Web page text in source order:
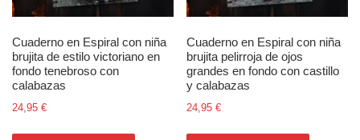
Cuaderno en Espiral con niña
brujita de estilo victoriano en
fondo tenebroso con
calabazas
24,95 €
Cuaderno en Espiral con niña
brujita pelirroja de ojos
grandes en fondo con castillo
y calabazas
24,95€